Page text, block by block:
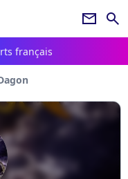
newsletter search
français